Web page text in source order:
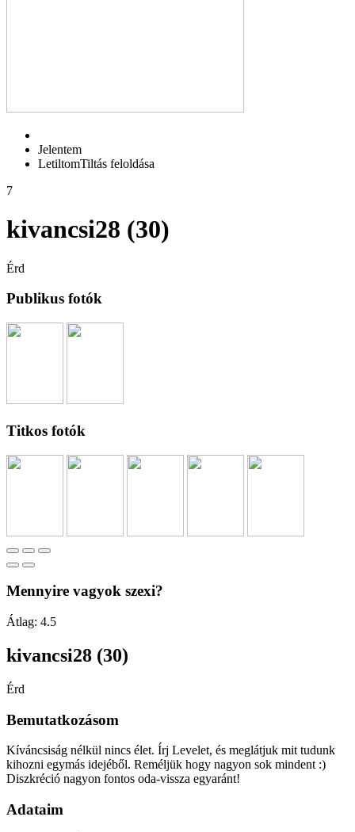
Jelentem
LetiltomTiltás feloldása
7
kivancsi28 (30)
Érd
Publikus fotók
Titkos fotók
Mennyire vagyok szexi?
Átlag: 4.5
kivancsi28 (30)
Érd
Bemutatkozásom
Kíváncsiság nélkül nincs élet. Írj Levelet, és meglátjuk mit tudunk
kihozni egymás idejéből. Reméljük hogy nagyon sok mindent :)
Diszkréció nagyon fontos oda-vissza egyaránt!
Adataim